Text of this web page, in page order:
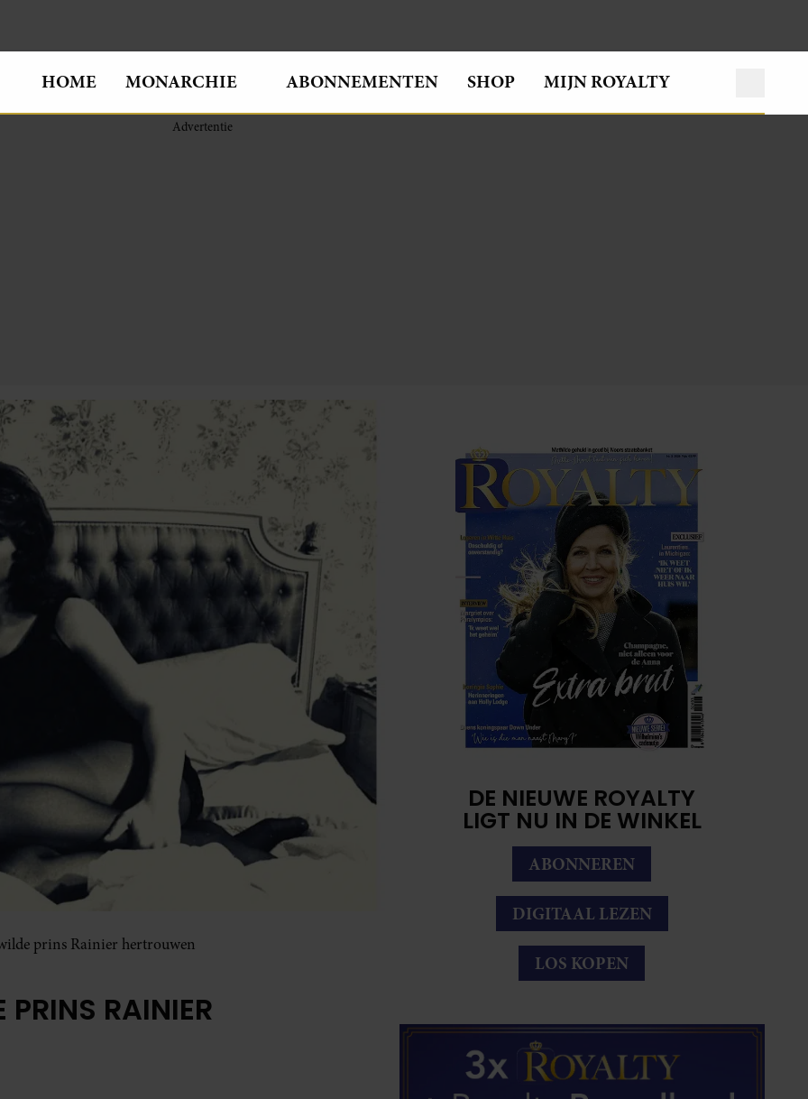
HOME MONARCHIE ABONNEMENTEN SHOP MIJN ROYALTY
prins Rainier hertrouwen
RAINIER
DE NIEUWE ROYALTY
LIGT NU IN DE WINKEL
ABONNEREN
DIGITAAL LEZEN
LOS KOPEN